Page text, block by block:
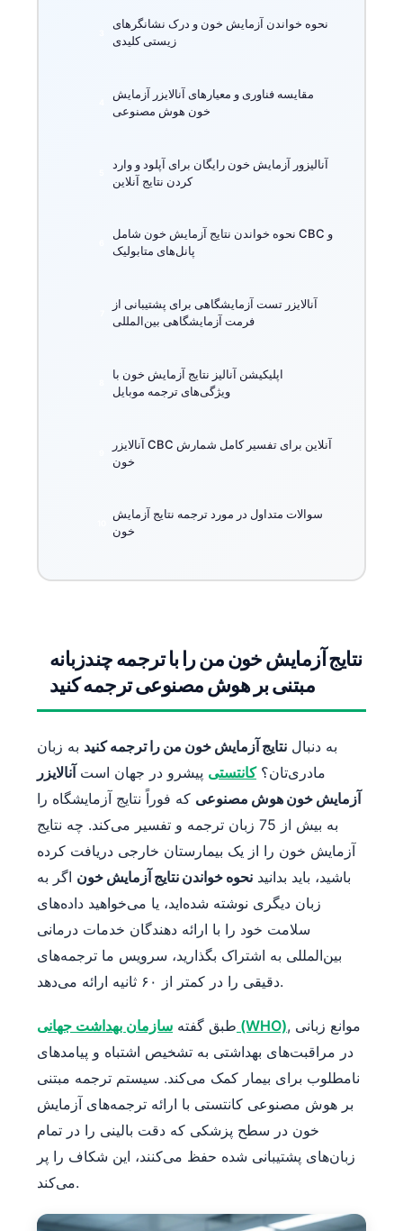
نحوه خواندن آزمایش خون و درک نشانگرهای
زیستی کلیدی
مقایسه فناوری و معیارهای آنالایزر آزمایش
خون هوش مصنوعی
آنالیزور آزمایش خون رایگان برای آپلود و وارد
کردن نتایج آنلاین
نحوه خواندن نتایج آزمایش خون شامل CBC و
پانل‌های متابولیک
آنالایزر تست آزمایشگاهی برای پشتیبانی از
فرمت آزمایشگاهی بین‌المللی
اپلیکیشن آنالیز نتایج آزمایش خون با
ویژگی‌های ترجمه موبایل
آنالایزر CBC آنلاین برای تفسیر کامل شمارش
خون
سوالات متداول در مورد ترجمه نتایج آزمایش
خون
نتایج آزمایش خون من را با ترجمه چندزبانه
مبتنی بر هوش مصنوعی ترجمه کنید
به دنبال نتایج آزمایش خون من را ترجمه کنید به زبان
مادری‌تان؟کانتستی پیشرو در جهان است آنالایزر
آزمایش خون هوش مصنوعی که فوراً نتایج آزمایشگاه را
به بیش از 75 زبان ترجمه و تفسیر می‌کند. چه نتایج
آزمایش خون را از یک بیمارستان خارجی دریافت کرده
باشید، باید بدانید نحوه خواندن نتایج آزمایش خون اگر به
زبان دیگری نوشته شده‌اید، یا می‌خواهید داده‌های
سلامت خود را با ارائه دهندگان خدمات درمانی
بین‌المللی به اشتراک بگذارید، سرویس ما ترجمه‌های
دقیقی را در کمتر از ۶۰ ثانیه ارائه می‌دهد.
طبق گفته سازمان بهداشت جهانی (WHO), موانع زبانی
در مراقبت‌های بهداشتی به تشخیص اشتباه و پیامدهای
نامطلوب برای بیمار کمک می‌کند. سیستم ترجمه مبتنی
بر هوش مصنوعی کانتستی با ارائه ترجمه‌های آزمایش
خون در سطح پزشکی که دقت بالینی را در تمام
زبان‌های پشتیبانی شده حفظ می‌کنند، این شکاف را پر
می‌کند.